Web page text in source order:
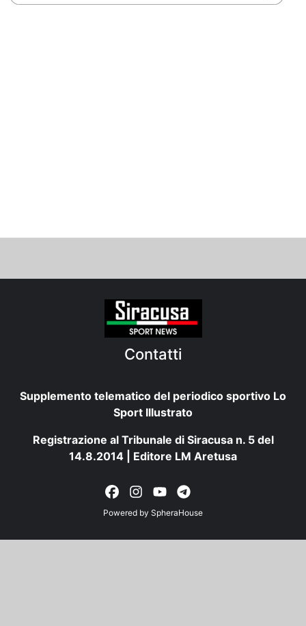
Contatti
Supplemento telematico del periodico sportivo Lo
Sport Illustrato
Registrazione al Tribunale di Siracusa n. 5 del
14.8.2014 | Editore LM Aretusa
Powered by SpheraHouse